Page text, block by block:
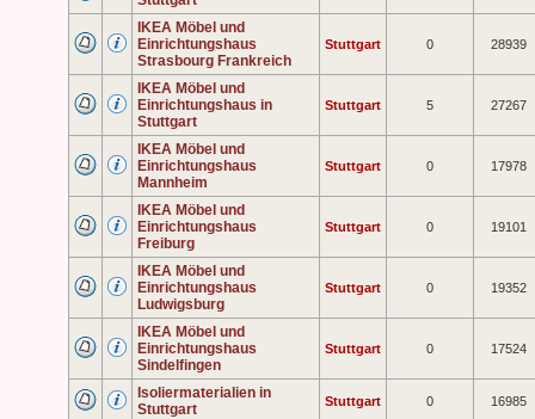
IKEA Möbel und
Einrichtungshaus
Strasbourg Frankreich
Stuttgart 0 28939
IKEA Möbel und
Einrichtungshaus in
Stuttgart
Stuttgart 5 27267
IKEA Möbel und
Einrichtungshaus
Mannheim
Stuttgart 0 17978
IKEA Möbel und
Einrichtungshaus
Freiburg
Stuttgart 0 19101
IKEA Möbel und
Einrichtungshaus
Ludwigsburg
Stuttgart 0 19352
IKEA Möbel und
Einrichtungshaus
Sindelfingen
Stuttgart 0 17524
Isoliermaterialien in
Stuttgart
Stuttgart 0 16985